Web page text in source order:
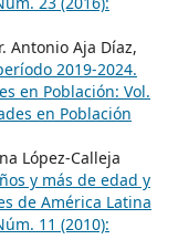
Antonio Aja Díaz,
2019-2024.
en Población: Vol.
en Población
López-Calleja
y más de edad y
de América Latina
11 (2010):